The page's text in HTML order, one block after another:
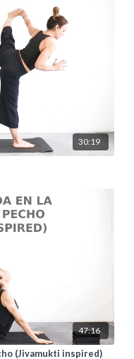
30:19
47:16
(Jivamukti inspired)